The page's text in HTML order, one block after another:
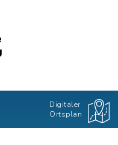
Digitaler
Ortsplan